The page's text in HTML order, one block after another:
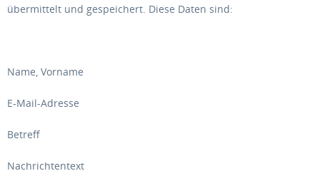
übermittelt und gespeichert. Diese Daten sind:
Name, Vorname
E-Mail-Adresse
Betreff
Nachrichtentext